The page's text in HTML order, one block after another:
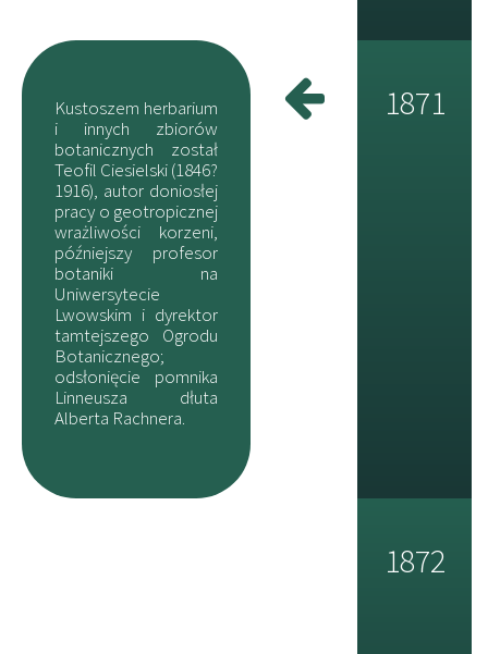
Kustoszem herbarium
i innych zbiorów
botanicznych został
Teofil Ciesielski (1846?
1916), autor doniosłej
pracy o geotropicznej
wrażliwości korzeni,
późniejszy profesor
botaniki na
Uniwersytecie
Lwowskim i dyrektor
tamtejszego Ogrodu
Botanicznego;
odsłonięcie pomnika
Linneusza dłuta
Alberta Rachnera.
1871
1872